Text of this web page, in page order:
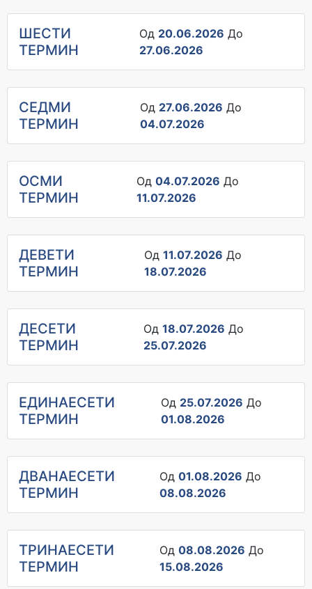
ШЕСТИ
ТЕРМИН
Од 20.06.2026 До
27.06.2026
СЕДМИ
ТЕРМИН
Од 27.06.2026 До
04.07.2026
ОСМИ
ТЕРМИН
Од04.07.2026 До
11.07.2026
ДЕВЕТИ
ТЕРМИН
Од 11.07.2026 До
18.07.2026
ДЕСЕТИ
ТЕРМИН
Од 18.07.2026 До
25.07.2026
ЕДИНАЕСЕТИ
ТЕРМИН
Од 25.07.2026 До
01.08.2026
ДВАНАЕСЕТИ
ТЕРМИН
Од 01.08.2026 До
08.08.2026
ТРИНАЕСЕТИ
ТЕРМИН
Од 08.08.2026 До
15.08.2026